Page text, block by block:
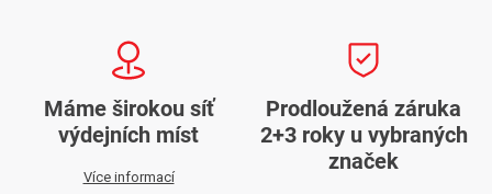
Máme širokou síť
výdejních míst
Více informací
Prodloužená záruka
2+3 roky u vybraných
značek